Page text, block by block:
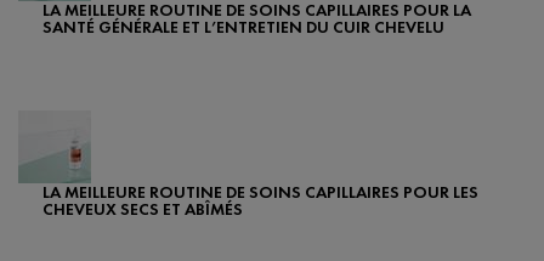
LA MEILLEURE ROUTINE DE SOINS CAPILLAIRES POUR LA
SANTÉ GÉNÉRALE ET L’ENTRETIEN DU CUIR CHEVELU
LA MEILLEURE ROUTINE DE SOINS CAPILLAIRES POUR LES
CHEVEUX SECS ET ABÎMÉS